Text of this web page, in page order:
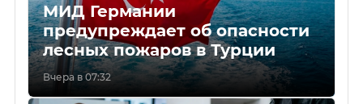
МИД Германии
предупреждает об опасности
лесных пожаров в Турции
Вчера в 07:32